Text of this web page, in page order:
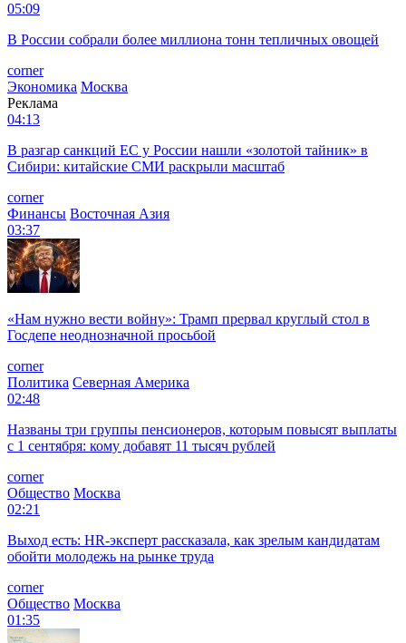
05:09
В России собрали более миллиона тонн тепличных овощей
corner
Экономика Москва
Реклама
04:13
В разгар санкций ЕС у России нашли «золотой тайник» в
Сибири: китайские СМИ раскрыли масштаб
corner
Финансы Восточная Азия
03:37
«Нам нужно вести войну»: Трамп прервал круглый стол в
Госдепе неоднозначной просьбой
corner
Политика Северная Америка
02:48
Названы три группы пенсионеров, которым повысят выплаты
с 1 сентября: кому добавят 11 тысяч рублей
corner
Общество Москва
02:21
Выход есть: HR-эксперт рассказала, как зрелым кандидатам
обойти молодежь на рынке труда
corner
Общество Москва
01:35